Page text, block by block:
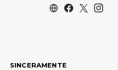
SINCERAMENTE